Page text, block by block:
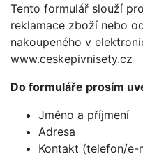
Tento formulář slouží
reklamace zboží nebo
nakoupeného v
www.ceskepivnisety.cz
Do formuláře prosím
Jméno a příjmení
Adresa
Kontakt (telefon/e-